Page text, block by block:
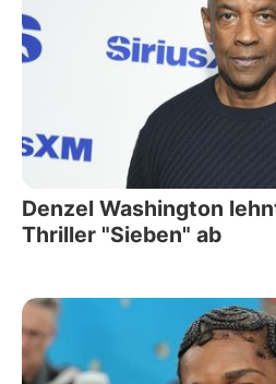
Denzel Washington
Thriller "Sieben" ab